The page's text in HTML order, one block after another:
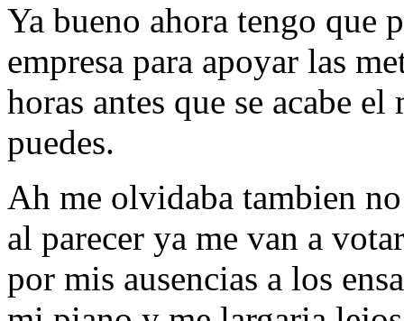
Ya bueno ahora tengo que
empresa para apoyar las
horas antes que se acabe
puedes.
Ah me olvidaba tambien
al parecer ya me van a
por mis ausencias a los